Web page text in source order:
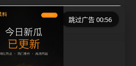
跳过广告 00:56